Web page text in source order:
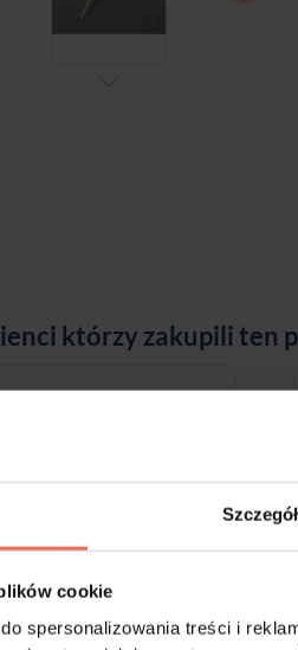
cookie
spersonalizowania treści i
którzy zakupili ten